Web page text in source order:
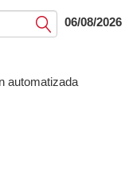
提
出
06/08/2026
automatizada